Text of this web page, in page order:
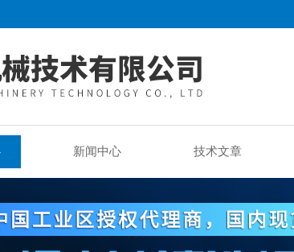
新闻中心 技术文章